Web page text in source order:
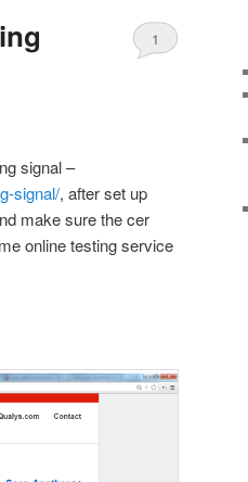
1
signal –
signal/, after set up
make sure the cer
online testing service